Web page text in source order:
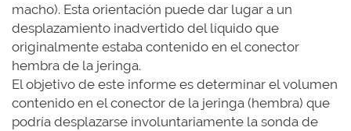
macho). Esta orientación puede dar lugar a un
desplazamiento inadvertido del líquido que
originalmente estaba contenido en el conector
hembra de la jeringa.
El objetivo de este informe es determinar el volumen
contenido en el conector de la jeringa (hembra) que
podría desplazarse involuntariamente la sonda de